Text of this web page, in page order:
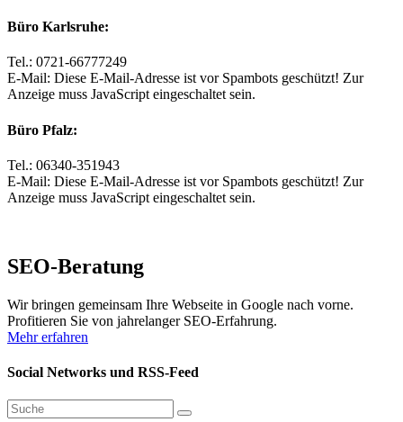
Büro Karlsruhe:
Tel.: 0721-66777249
E-Mail: Diese E-Mail-Adresse ist vor Spambots geschützt! Zur
Anzeige muss JavaScript eingeschaltet sein.
Büro Pfalz:
Tel.: 06340-351943
E-Mail: Diese E-Mail-Adresse ist vor Spambots geschützt! Zur
Anzeige muss JavaScript eingeschaltet sein.
SEO-Beratung
Wir bringen gemeinsam Ihre Webseite in Google nach vorne.
Profitieren Sie von jahrelanger SEO-Erfahrung.
Mehr erfahren
Social Networks und RSS-Feed